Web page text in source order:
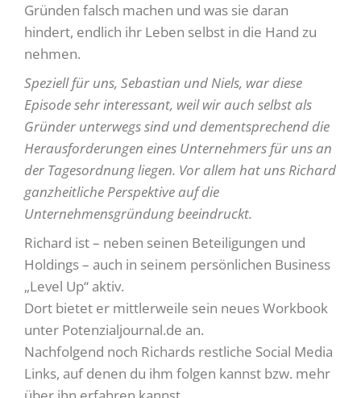
Gründen falsch machen und was sie daran
hindert, endlich ihr Leben selbst in die Hand zu
nehmen.
Speziell für uns, Sebastian und Niels, war diese
Episode sehr interessant, weil wir auch selbst als
Gründer unterwegs sind und dementsprechend die
Herausforderungen eines Unternehmers für uns an
der Tagesordnung liegen. Vor allem hat uns Richard
ganzheitliche Perspektive auf die
Unternehmensgründung beeindruckt.
Richard ist – neben seinen Beteiligungen und
Holdings – auch in seinem persönlichen Business
„Level Up“ aktiv.
Dort bietet er mittlerweile sein neues Workbook
unter Potenzialjournal.de an.
Nachfolgend noch Richards restliche Social Media
Links, auf denen du ihm folgen kannst bzw. mehr